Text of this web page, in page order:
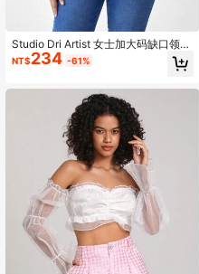
Studio Dri Artist 女士加大码缺口领口
全印花收腰上衣，适合度假、春季、
外出、节庆、伊比沙岛
NT$234 -61%